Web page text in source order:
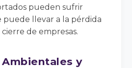
pueden sufrir
puede llevar a la pérdida
de empresas.
y